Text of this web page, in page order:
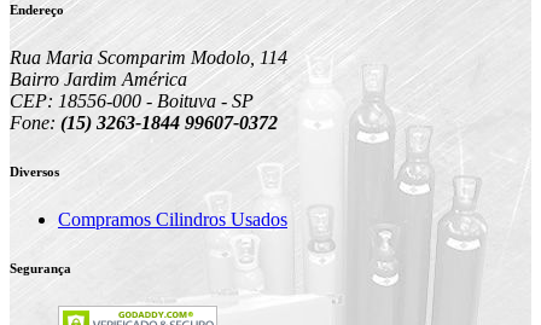
Endereço
Rua Maria Scomparim Modolo, 114
Bairro Jardim América
CEP: 18556-000 - Boituva - SP
Fone: (15) 3263-1844 99607-0372
Diversos
Compramos Cilindros Usados
Segurança